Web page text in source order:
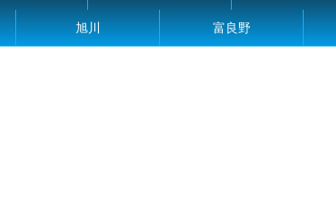
旭川 富良野